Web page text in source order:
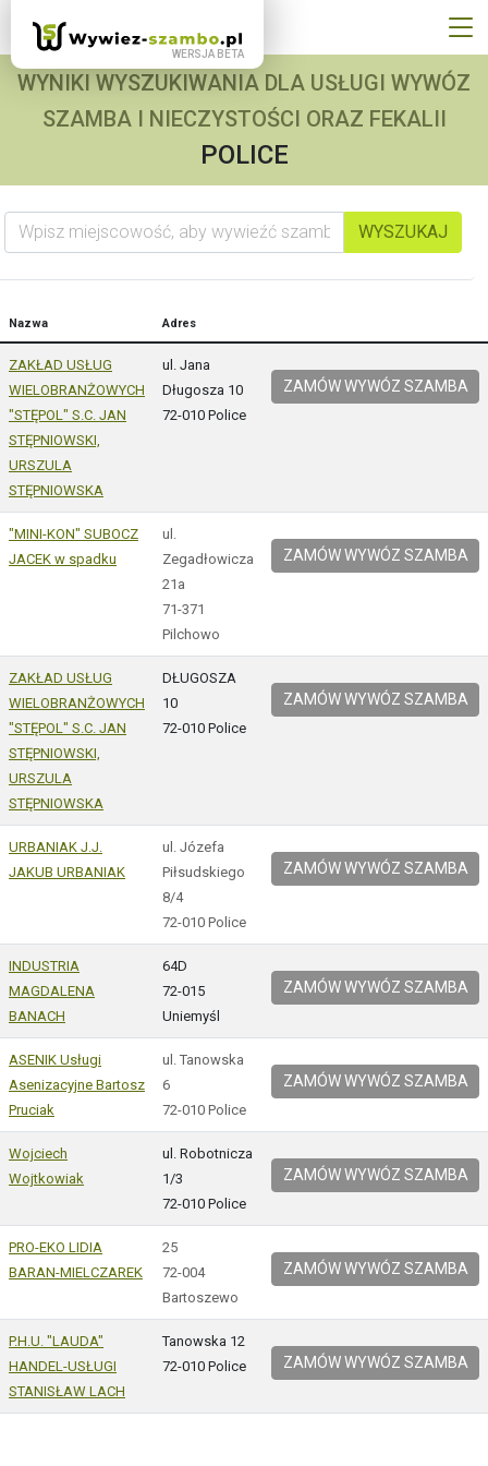
WYNIKI WYSZUKIWANIA DLA USŁUGI WYWÓZ
SZAMBA I NIECZYSTOŚCI ORAZ FEKALII
POLICE
Wpisz miejscowość, aby wywieźć szambo
WYSZUKAJ
Nazwa Adres
ZAKŁAD USŁUG
WIELOBRANŻOWYCH
"STĘPOL" S.C. JAN
STĘPNIOWSKI,
URSZULA
STĘPNIOWSKA
ul. Jana
Długosza 10
72-010 Police
ZAMÓW WYWÓZ SZAMBA
"MINI-KON" SUBOCZ
JACEK w spadku
ul.
Zegadłowicza
21a
71-371
Pilchowo
ZAMÓW WYWÓZ SZAMBA
ZAKŁAD USŁUG
WIELOBRANŻOWYCH
"STĘPOL" S.C. JAN
STĘPNIOWSKI,
URSZULA
STĘPNIOWSKA
DŁUGOSZA
10
72-010 Police
ZAMÓW WYWÓZ SZAMBA
URBANIAK J.J.
JAKUB URBANIAK
ul. Józefa
Piłsudskiego
8/4
72-010 Police
ZAMÓW WYWÓZ SZAMBA
INDUSTRIA
MAGDALENA
BANACH
64D
72-015
Uniemyśl
ZAMÓW WYWÓZ SZAMBA
ASENIK Usługi
Asenizacyjne Bartosz
Pruciak
ul. Tanowska
6
72-010 Police
ZAMÓW WYWÓZ SZAMBA
Wojciech
Wojtkowiak
ul. Robotnicza
1/3
72-010 Police
ZAMÓW WYWÓZ SZAMBA
PRO-EKO LIDIA
BARAN-MIELCZAREK
25
72-004
Bartoszewo
ZAMÓW WYWÓZ SZAMBA
P.H.U. "LAUDA"
HANDEL-USŁUGI
STANISŁAW LACH
Tanowska 12
72-010 Police
ZAMÓW WYWÓZ SZAMBA